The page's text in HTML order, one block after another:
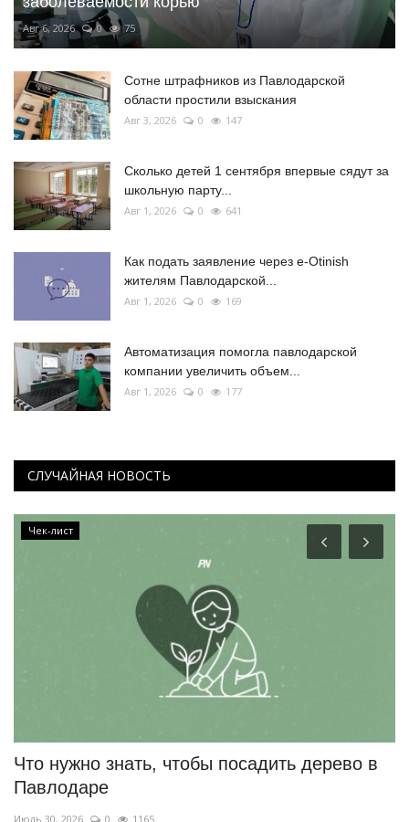
Авг 6, 2026 0 75
Сотне штрафников из Павлодарской
области простили взыскания
Авг 3, 2026 0 147
Сколько детей 1 сентября впервые сядут за
школьную парту...
Авг 1, 2026 0 641
Как подать заявление через e-Otinish
жителям Павлодарской...
Авг 1, 2026 0 169
Автоматизация помогла павлодарской
компании увеличить объем...
Авг 1, 2026 0 177
СЛУЧАЙНАЯ НОВОСТЬ
Чек-лист
Что нужно знать, чтобы посадить дерево в
Павлодаре
Июль 30, 2026 0 1165